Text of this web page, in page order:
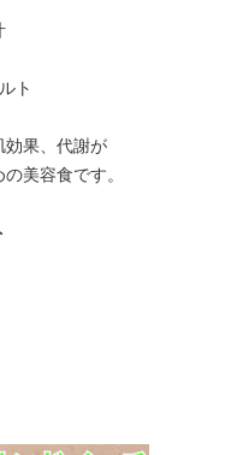
ト
効果、代謝が
美容食です。